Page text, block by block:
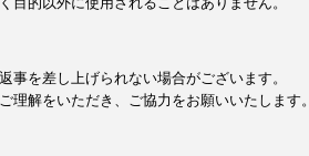
事を差し上げられない場合がございます。
理解をいただき、ご協力をお願いいたします。